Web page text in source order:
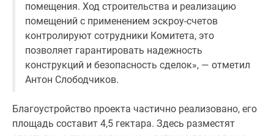
комнатные
комнатные
комнатные
карте
помещения. Ход строительства и реализацию
помещений с применением эскроу-счетов
контролируют сотрудники Комитета, это
позволяет гарантировать надежность
конструкций и безопасность сделок», — отметил
Антон Слободчиков.
Благоустройство проекта частично реализовано, его
площадь составит 4,5 гектара. Здесь разместят